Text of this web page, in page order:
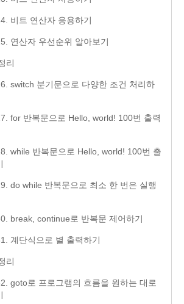
비트 연산자 응용하기
연산자 우선순위 알아보기
리
switch 분기문으로 다양한 조건 처리하
for 반복문으로 Hello, world! 100번 출력
while 반복문으로 Hello, world! 100번 출
do while 반복문으로 최소 한 번은 실행
break, continue로 반복문 제어하기
계단식으로 별 출력하기
리
goto로 프로그램의 흐름을 원하는 대로